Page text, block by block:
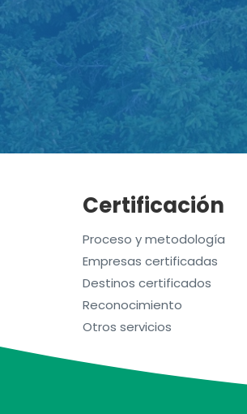
Certificación
Proceso y metodología
Empresas certificadas
Destinos certificados
Reconocimiento
Otros servicios